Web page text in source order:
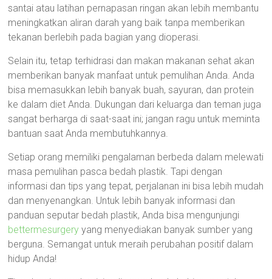
santai atau latihan pernapasan ringan akan lebih membantu
meningkatkan aliran darah yang baik tanpa memberikan
tekanan berlebih pada bagian yang dioperasi.
Selain itu, tetap terhidrasi dan makan makanan sehat akan
memberikan banyak manfaat untuk pemulihan Anda. Anda
bisa memasukkan lebih banyak buah, sayuran, dan protein
ke dalam diet Anda. Dukungan dari keluarga dan teman juga
sangat berharga di saat-saat ini; jangan ragu untuk meminta
bantuan saat Anda membutuhkannya.
Setiap orang memiliki pengalaman berbeda dalam melewati
masa pemulihan pasca bedah plastik. Tapi dengan
informasi dan tips yang tepat, perjalanan ini bisa lebih mudah
dan menyenangkan. Untuk lebih banyak informasi dan
panduan seputar bedah plastik, Anda bisa mengunjungi
bettermesurgery yang menyediakan banyak sumber yang
berguna. Semangat untuk meraih perubahan positif dalam
hidup Anda!